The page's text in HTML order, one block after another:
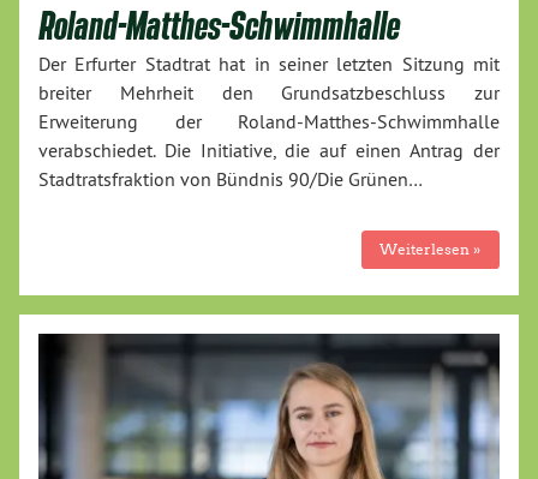
Roland-Matthes-Schwimmhalle
Der Erfurter Stadtrat hat in seiner letzten Sitzung mit
breiter Mehrheit den Grundsatzbeschluss zur
Erweiterung der Roland-Matthes-Schwimmhalle
verabschiedet. Die Initiative, die auf einen Antrag der
Stadtratsfraktion von Bündnis 90/Die Grünen…
Weiterlesen »